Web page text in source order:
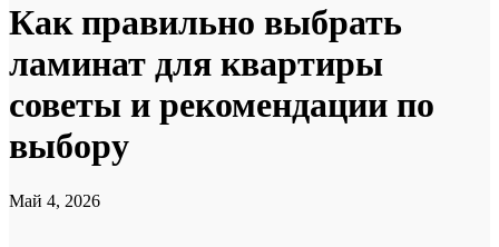
Как правильно выбрать
ламинат для квартиры
советы и рекомендации по
выбору
Май 4, 2026